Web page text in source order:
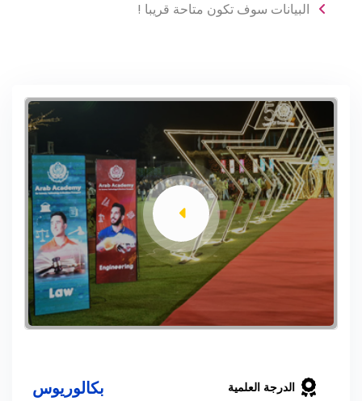
البيانات سوف تكون متاحة قريبا !
الدرجة العلمية بكالوريوس